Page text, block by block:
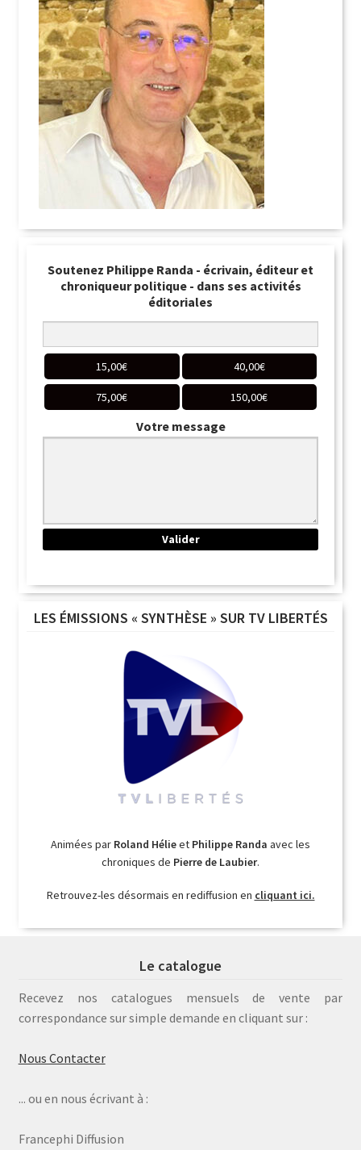
Soutenez Philippe Randa - écrivain, éditeur et
chroniqueur politique - dans ses activités
éditoriales
15,00€ 40,00€
75,00€ 150,00€
Votre message
LES ÉMISSIONS « SYNTHÈSE » SUR TV LIBERTÉS
Animées par Roland Hélieet Philippe Randa avec les
chroniques de Pierre de Laubier.
Retrouvez-les désormais en rediffusion en cliquant ici.
Le catalogue
Recevez nos catalogues mensuels de vente par
correspondance sur simple demande en cliquant sur :
Nous Contacter
... ou en nous écrivant à :
Francephi Diffusion